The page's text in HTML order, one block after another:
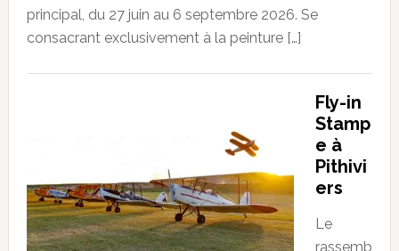
principal, du 27 juin au 6 septembre 2026. Se
consacrant exclusivement à la peinture […]
Fly-in
Stamp
e à
Pithivi
ers
Le
rassemb